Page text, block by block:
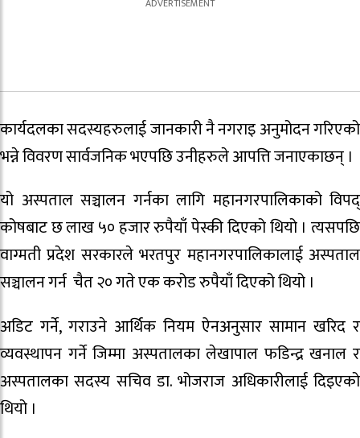
कार्यदलका सदस्यहरुलाई जानकारी नै नगराइ अनुमोदन गरिएको
भन्ने विवरण सार्वजनिक भएपछि उनीहरुले आपत्ति जनाएकाछन् ।
यो अस्पताल सञ्चालन गर्नका लागि महानगरपालिकाको विपद्
कोषबाट छ लाख ५० हजार रुपैयाँ पेस्की दिएको थियो । त्यसपछि
वाग्मती प्रदेश सरकारले भरतपुर महानगरपालिकालाई अस्पताल
सञ्चालन गर्न चैत २० गते एक करोड रुपैयाँ दिएको थियो ।
अडिट गर्ने, गराउने आर्थिक नियम ऐनअनुसार सामान खरिद र
व्यवस्थापन गर्ने जिम्मा अस्पतालका लेखापाल फडिन्द्र खनाल र
अस्पतालका सदस्य सचिव डा. भोजराज अधिकारीलाई दिइएको
थियो ।